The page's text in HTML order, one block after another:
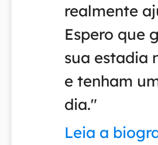
realmente
Espero que
sua estadia
e tenham
dia."
Leia a